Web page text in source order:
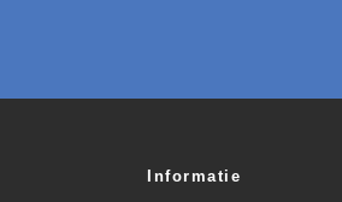
Informatie